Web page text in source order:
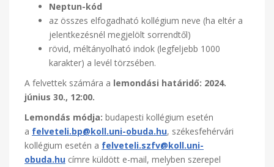
Neptun-kód
az összes elfogadható kollégium neve (ha eltér a
jelentkezésnél megjelölt sorrendtől)
rövid, méltányolható indok (legfeljebb 1000
karakter) a levél törzsében.
A felvettek számára a lemondási határidő: 2024.
június 30., 12:00.
Lemondás módja: budapesti kollégium esetén
a felveteli.bp@koll.uni-obuda.hu, székesfehérvári
kollégium esetén a felveteli.szfv@koll.uni-
obuda.hu címre küldött e-mail, melyben szerepel